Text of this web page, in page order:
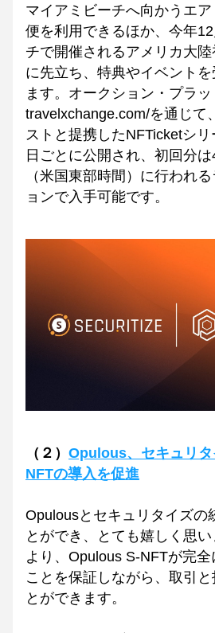
マイアミビーチへ向かうエ
便を利用できるほか、今年
チで開催されるアメリカ大
に先立ち、特典やイベント
ます。オークション・プラ
travelxchange.com/を通じて
ストと提携したNFTicketシ
日ごとに公開され、初回分
（米国東部時間）に行われ
ョンで入手可能です。
（２） Opulous、セキュリ
NFTの導入を促進
Opulousとセキュリタイズの
とができ、とても嬉しく思
より、Opulous S-NFTが完
ことを保証しながら、取引
とができます。